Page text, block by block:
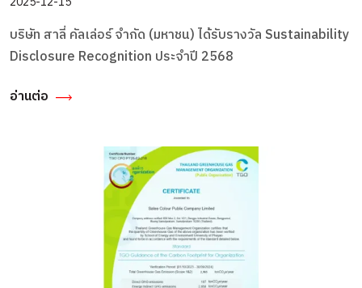
บริษัท สาลี่ คัลเล่อร์ จำกัด (มหาชน) ได้รับรางวัล Sustainability
Disclosure Recognition ประจำปี 2568
อ่านต่อ